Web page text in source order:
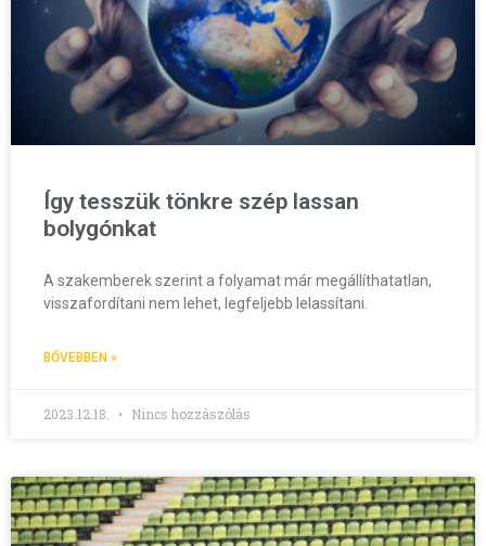
Így tesszük tönkre szép lassan
bolygónkat
A szakemberek szerint a folyamat már megállíthatatlan,
visszafordítani nem lehet, legfeljebb lelassítani.
BŐVEBBEN »
2023.12.18. Nincs hozzászólás